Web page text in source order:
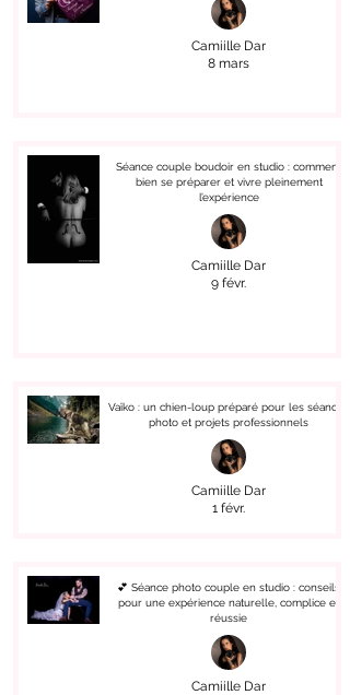
Camiille Dar
8 mars
Séance couple boudoir en studio : comment
bien se préparer et vivre pleinement
l’expérience
Camiille Dar
9 févr.
Vaïko : un chien-loup préparé pour les séances
photo et projets professionnels
Camiille Dar
1 févr.
💕 Séance photo couple en studio : conseils
pour une expérience naturelle, complice et
réussie
Camiille Dar